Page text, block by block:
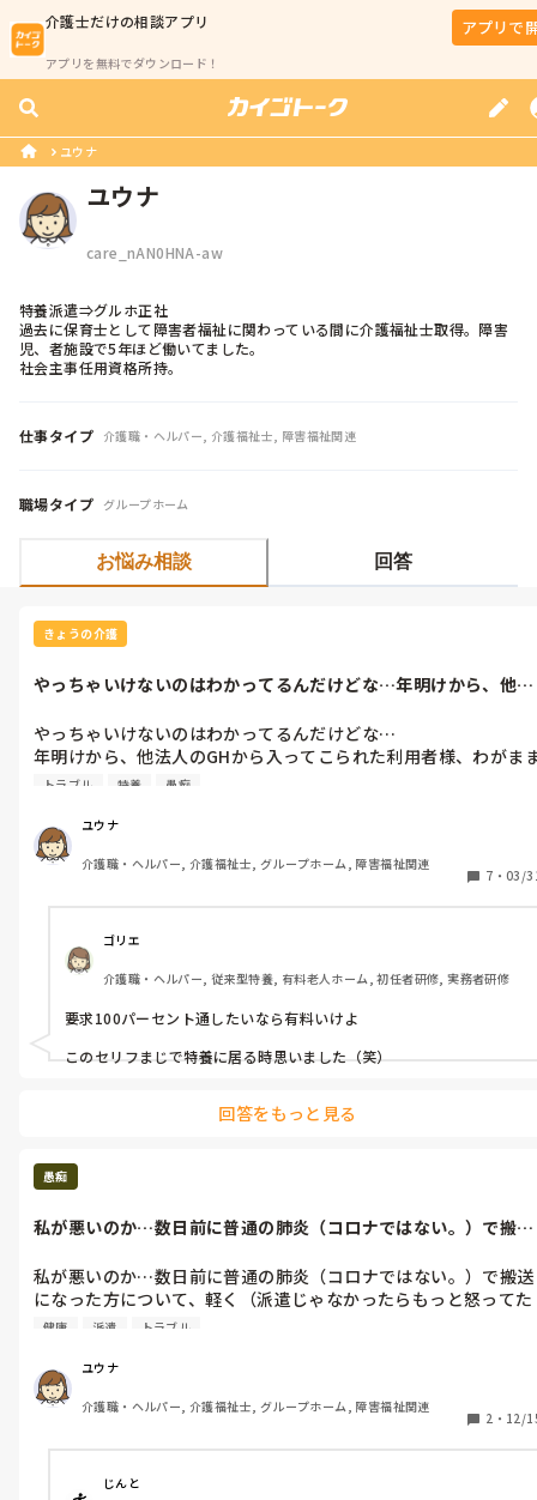
介護士だけの相談アプリ
アプリを無料でダウンロード！
アプリで
ユウナ
ユウナ
care_nAN0HNA-aw
特養派遣⇒グルホ正社
過去に保育士として障害者福祉に関わっている間に介護福祉士取得。障害
児、者施設で5年ほど働いてました。
社会主事任用資格所持。
仕事タイプ 介護職・ヘルパー, 介護福祉士, 障害福祉関連
職場タイプ グループホーム
お悩み相談 回答
きょうの介護
やっちゃいけないのはわかってるんだけどな…年明けから、他法
やっちゃいけないのはわかってるんだけどな…
年明けから、他法人のGHから入ってこられた利用者様、わがま
すぎるだろ…
れなく若干信用にかける)20年は片麻痺と付き合っている利用者
様。麻痺も手伝い、言葉を上手に話せないが、一語文は割とすっ
と出てくる。名前も一生懸命覚えたみたいで良く声掛けてるのは
トイレに行きたい時は、手を挙げて指を指す。(無言で)
特定のトイレにしか行きたがらない(しかも混む時に行きたがる
としばしば。今でこそ待つようになったけど、初めはその方がイ
ラッとしてた。。。)
ターゲットにされると、他の人が先に視界に入っていても、忙し
くしていても、他の人より遠くても、何故か視界にいるって理由
で止められる。
居室が1番充実してるが、たまにまだあーでもない、こーでもな
えずのを持ってきたら使わないし、新しめのやつ持ってきたら、
それでもないと、居室でホコリ被ってる)車椅子も要望になるべ
からね…)から嫌だ(それ以外、要望から離れてる車椅子しかな
嫌すぎてその人の顔見ないように見守りし始めた自分。すいませ
ん、の声でも聞こえないと反応しないようにしてる…やっちゃい
けないのわかってるけど、やらないと要求悪化してく…
イレに入る頻度近すぎな上に秒で出たがったりとかとか。他の人
はこだわりないから少しくらい長く座ってていいのに。)
要求100パーセント通したいなら有料いけよ、スタッフ1人完全
での見守りです。。。)
トラブル 特養 愚痴
ユウナ
介護職・ヘルパー, 介護福祉士, グループホーム, 障害福祉関連
7 ・ 03/
ゴリエ
介護職・ヘルパー, 従来型特養, 有料老人ホーム, 初任者研修, 実務者研修
要求100パーセント通したいなら有料いけよ
このセリフまじで特養に居る時思いました（笑）
回答をもっと見る
愚痴
私が悪いのか…数日前に普通の肺炎（コロナではない。）で搬送
私が悪いのか…数日前に普通の肺炎（コロナではない。）で搬送
になった方について、軽く（派遣じゃなかったらもっと怒ってた
って言われた。）怒られた。
ど長くて空いてはいたが、誰かしら訪室してた。）したし、嘔吐
酷くて胃が痛いのみの訴胃かイレウス系統疑うと思う（実際看護
もそこら辺の判断で様子見ていた。）日勤、遅番のベテラン正社
員たち（笑）がいがみ合ってる上私はその日夜勤だったので、無
事過ごせるか心配だったから、頭がいっぱいいっぱいだったのは
悪いが、私が全部悪くて、その利用者さんがあと少しで死んでた
健康 派遣 トラブル
ユウナ
介護職・ヘルパー, 介護福祉士, グループホーム, 障害福祉関連
2 ・ 12/
じんと